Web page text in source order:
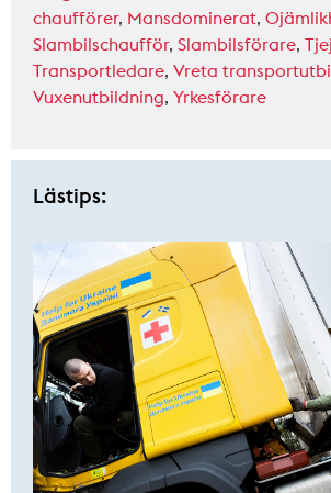
chaufförer, Mansdominerat,
Slambilschaufför, Slambilsförare,
Transportledare, Vreta
Vuxenutbildning, Yrkesförare
Lästips: